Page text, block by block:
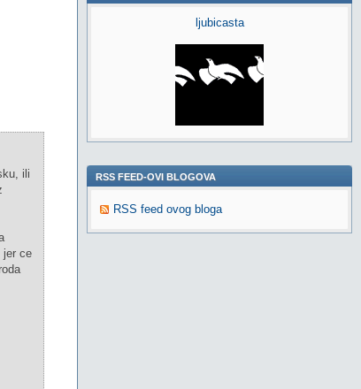
ili
jer ce
ljubicasta
RSS FEED-OVI BLOGOVA
RSS feed ovog bloga